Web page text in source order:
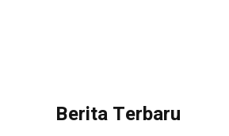
Berita Terbaru